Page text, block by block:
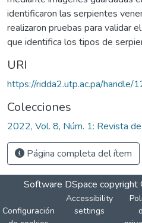
identificaron las serpientes
realizaron pruebas para validar
que identifica los tipos de
URI
https://ridda2.utp.ac.pa/
Colecciones
2022, Vol. 8, Núm. 1: Revista
Página completa del ítem
Software DSpace
Configuración
Accessibility
settings